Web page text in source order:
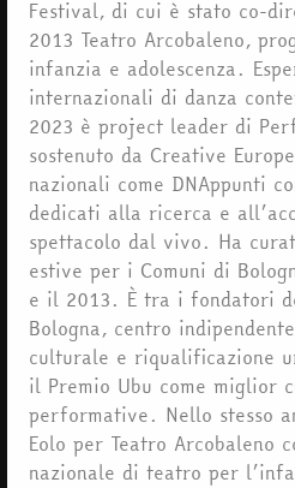
Festival, di cui è stato co-
2013 Teatro Arcobaleno,
infanzia e adolescenza.
internazionali di danza
2023 è project leader di
sostenuto da Creative
nazionali come DNAppunti
dedicati alla ricerca e
spettacolo dal vivo. Ha
estive per i Comuni di
e il 2013. È tra i fondatori
Bologna, centro
culturale e riqualificazione
il Premio Ubu come miglior
performative. Nello stesso
Eolo per Teatro Arcobaleno
nazionale di teatro per